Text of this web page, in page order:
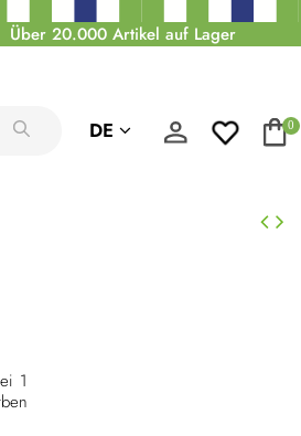
Über 20.000 Artikel auf Lager
DE 0
1